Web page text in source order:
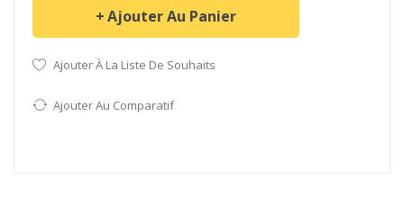
Ajouter Au Panier
Ajouter À La Liste De Souhaits
Ajouter Au Comparatif